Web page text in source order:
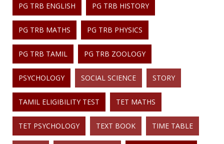
PG TRB ENGLISH PG TRB HISTORY
PG TRB MATHS PG TRB PHYSICS
PG TRB TAMIL PG TRB ZOOLOGY
PSYCHOLOGY SOCIAL SCIENCE STORY
TAMIL ELIGIBILITY TEST TET MATHS
TET PSYCHOLOGY TEXT BOOK TIME TABLE